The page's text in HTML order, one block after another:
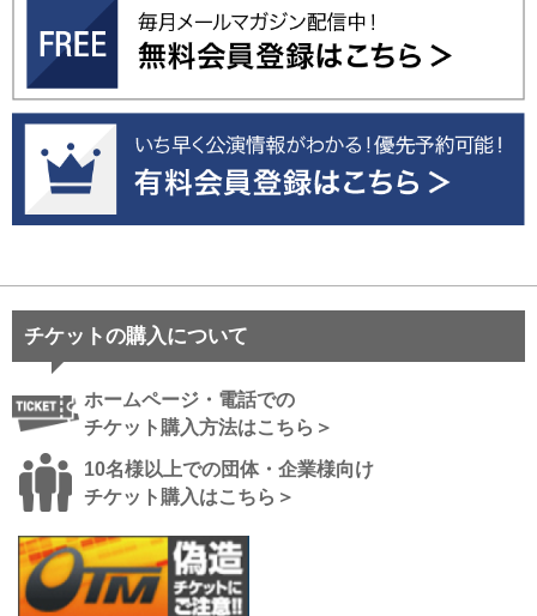
チケットの購入について
ホームページ・電話での
チケット購入方法はこちら＞
10名様以上での団体・企業様向け
チケット購入はこちら＞